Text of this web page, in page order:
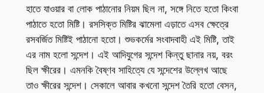
হাতে যাওয়ার বা লোক পাঠানোর নিয়ম ছিল না, সঙ্গে নিতে হতো কিংবা
পাঠাতে হতো মিষ্টি। রসসিক্ত মিষ্টির ঝামেলা এড়াতে এসব ক্ষেত্রে
রসবর্জিত মিষ্টিই পাঠানো হতো। শুভকর্মের সংবাদবাহী এই মিষ্টি, তাই
এর নাম হলো সন্দেশ। এই আদিযুগের সন্দেশ কিন্তু ছানার নয়, বরং
ছিল ক্ষীরের। এমনকি বৈষ্ণব সাহিত্যে যে সন্দেশের উল্লেখ আছে
তাও ক্ষীরের সন্দেশ। সেকালে আবার কখনো সন্দেশ তৈরি হতো বেসন,